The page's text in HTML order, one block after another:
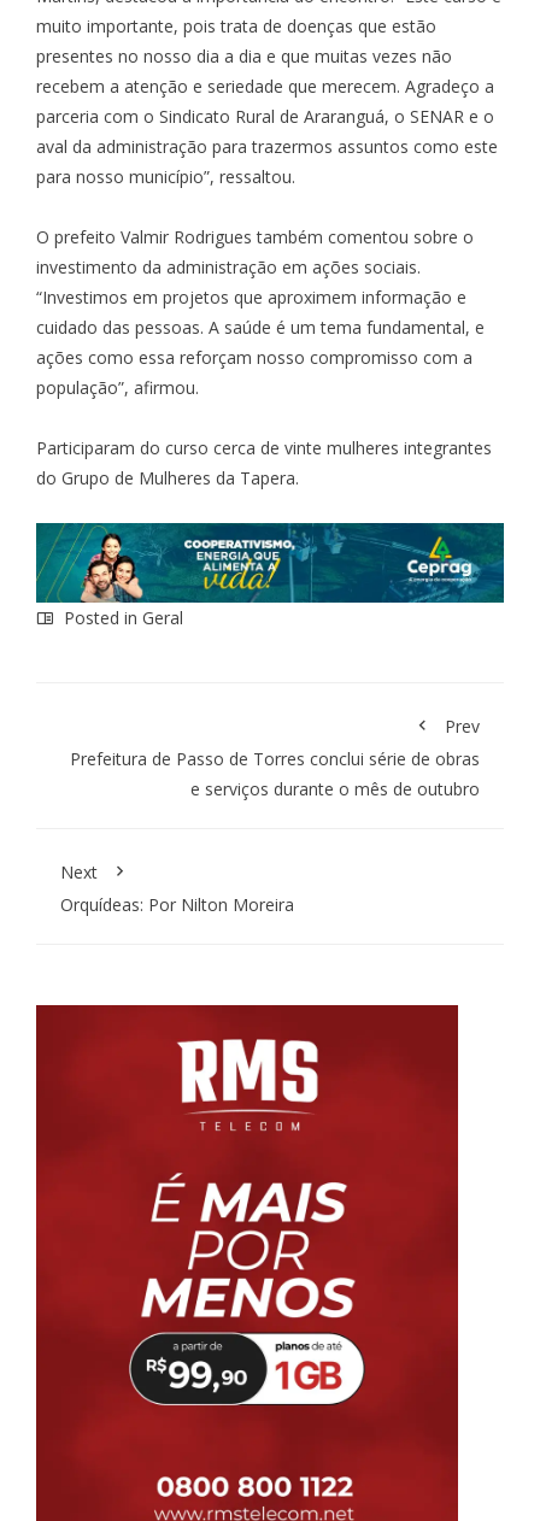
muito importante, pois trata de doenças que estão
presentes no nosso dia a dia e que muitas vezes não
recebem a atenção e seriedade que merecem. Agradeço a
parceria com o Sindicato Rural de Araranguá, o SENAR e o
aval da administração para trazermos assuntos como este
para nosso município”, ressaltou.
O prefeito Valmir Rodrigues também comentou sobre o
investimento da administração em ações sociais.
“Investimos em projetos que aproximem informação e
cuidado das pessoas. A saúde é um tema fundamental, e
ações como essa reforçam nosso compromisso com a
população”, afirmou.
Participaram do curso cerca de vinte mulheres integrantes
do Grupo de Mulheres da Tapera.
Posted in Geral
Prev
Prefeitura de Passo de Torres conclui série de obras
e serviços durante o mês de outubro
Next
Orquídeas: Por Nilton Moreira